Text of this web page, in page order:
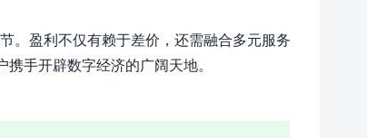
。盈利不仅有赖于差价，还需融合多元服务
手开辟数字经济的广阔天地。